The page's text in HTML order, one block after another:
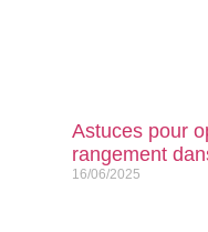
Astuces pour
rangement
16/06/2025